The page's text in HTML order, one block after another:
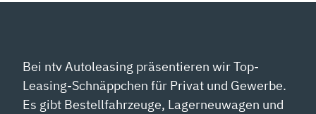
Bei ntv Autoleasing präsentieren wir Top-
Leasing-Schnäppchen für Privat und Gewerbe.
Es gibt Bestellfahrzeuge, Lagerneuwagen und